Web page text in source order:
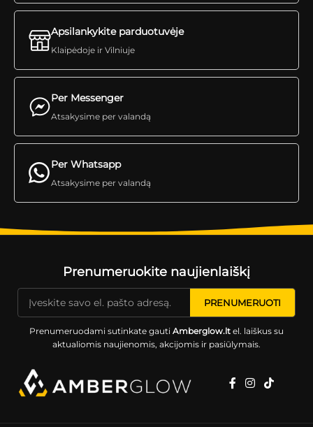
Per Messenger
Atsakysime per valandą
Apsilankykite parduotuvėje
Klaipėdoje ir Vilniuje
Per Whatsapp
Atsakysime per valandą
Prenumeruokite naujienlaiškį
Prenumeruodami sutinkate gauti Amberglow.ltel. laiškus su
aktualiomis naujienomis, akcijomis ir pasiūlymais.